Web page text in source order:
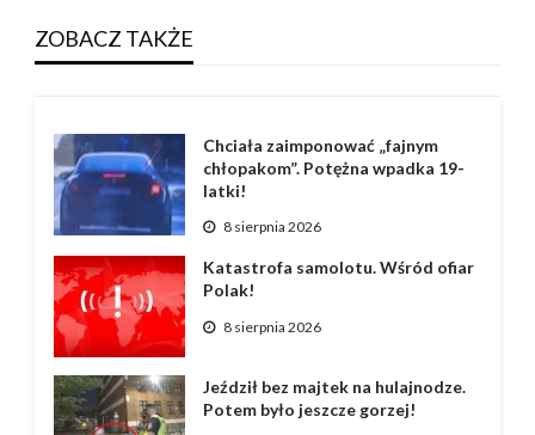
ZOBACZ TAKŻE
Chciała zaimponować „fajnym
chłopakom”. Potężna wpadka 19-
latki!
8 sierpnia 2026
Katastrofa samolotu. Wśród ofiar
Polak!
8 sierpnia 2026
Jeździł bez majtek na hulajnodze.
Potem było jeszcze gorzej!